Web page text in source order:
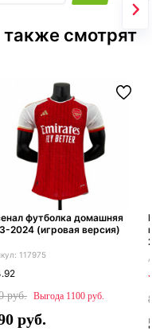
также смотрят
футболка домашняя
2024 (игровая версия)
117975
1100